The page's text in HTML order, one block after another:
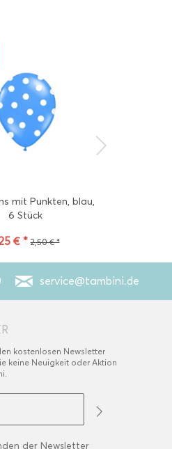
mit Punkten, blau,
6 Stück
€ * 2,50 € *
service@tambini.de
kostenlosen Newsletter
keine Neuigkeit oder Aktion
der Newsletter